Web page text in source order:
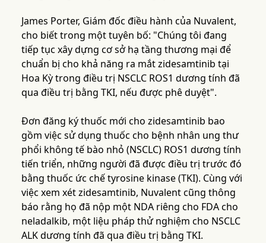
James Porter, Giám đốc điều hành của Nuvalent,
cho biết trong một tuyên bố: "Chúng tôi đang
tiếp tục xây dựng cơ sở hạ tầng thương mại để
chuẩn bị cho khả năng ra mắt zidesamtinib tại
Hoa Kỳ trong điều trị NSCLC ROS1 dương tính đã
qua điều trị bằng TKI, nếu được phê duyệt".
Đơn đăng ký thuốc mới cho zidesamtinib bao
gồm việc sử dụng thuốc cho bệnh nhân ung thư
phổi không tế bào nhỏ (NSCLC) ROS1 dương tính
tiến triển, những người đã được điều trị trước đó
bằng thuốc ức chế tyrosine kinase (TKI). Cùng với
việc xem xét zidesamtinib, Nuvalent cũng thông
báo rằng họ đã nộp một NDA riêng cho FDA cho
neladalkib, một liệu pháp thử nghiệm cho NSCLC
ALK dương tính đã qua điều trị bằng TKI.